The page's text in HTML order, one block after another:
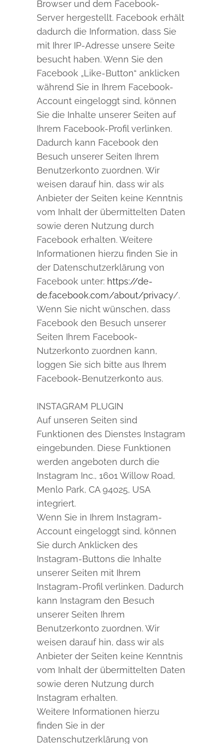
Browser und dem Facebook-
Server hergestellt. Facebook erhält
dadurch die Information, dass Sie
mit Ihrer IP-Adresse unsere Seite
besucht haben. Wenn Sie den
Facebook „Like-Button“ anklicken
während Sie in Ihrem Facebook-
Account eingeloggt sind, können
Sie die Inhalte unserer Seiten auf
Ihrem Facebook-Profil verlinken.
Dadurch kann Facebook den
Besuch unserer Seiten Ihrem
Benutzerkonto zuordnen. Wir
weisen darauf hin, dass wir als
Anbieter der Seiten keine Kenntnis
vom Inhalt der übermittelten Daten
sowie deren Nutzung durch
Facebook erhalten. Weitere
Informationen hierzu finden Sie in
der Datenschutzerklärung von
Facebook unter: https://de-
de.facebook.com/about/privacy/.
Wenn Sie nicht wünschen, dass
Facebook den Besuch unserer
Seiten Ihrem Facebook-
Nutzerkonto zuordnen kann,
loggen Sie sich bitte aus Ihrem
Facebook-Benutzerkonto aus.
INSTAGRAM PLUGIN
Auf unseren Seiten sind
Funktionen des Dienstes Instagram
eingebunden. Diese Funktionen
werden angeboten durch die
Instagram Inc., 1601 Willow Road,
Menlo Park, CA 94025, USA
integriert.
Wenn Sie in Ihrem Instagram-
Account eingeloggt sind, können
Sie durch Anklicken des
Instagram-Buttons die Inhalte
unserer Seiten mit Ihrem
Instagram-Profil verlinken. Dadurch
kann Instagram den Besuch
unserer Seiten Ihrem
Benutzerkonto zuordnen. Wir
weisen darauf hin, dass wir als
Anbieter der Seiten keine Kenntnis
vom Inhalt der übermittelten Daten
sowie deren Nutzung durch
Instagram erhalten.
Weitere Informationen hierzu
finden Sie in der
Datenschutzerklärung von